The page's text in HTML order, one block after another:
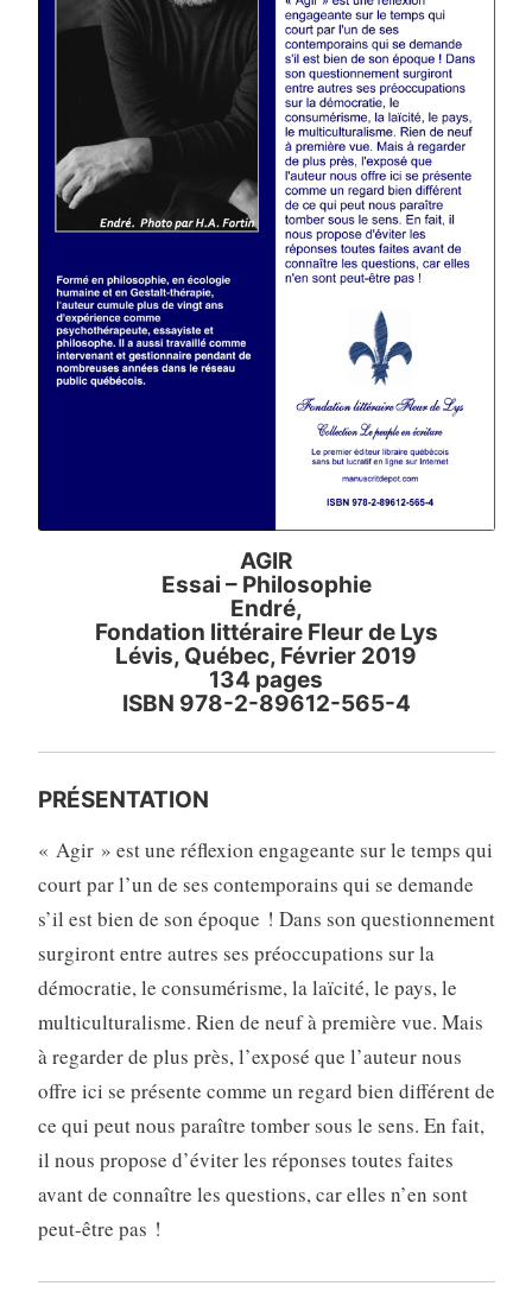
AGIR
Essai – Philosophie
Endré,
Fondation littéraire Fleur de Lys
Lévis, Québec, Février 2019
134 pages
ISBN 978-2-89612-565-4
PRÉSENTATION
« Agir » est une réflexion engageante sur le temps qui
court par l’un de ses contemporains qui se demande
s’il est bien de son époque ! Dans son questionnement
surgiront entre autres ses préoccupations sur la
démocratie, le consumérisme, la laïcité, le pays, le
multiculturalisme. Rien de neuf à première vue. Mais
à regarder de plus près, l’exposé que l’auteur nous
offre ici se présente comme un regard bien différent de
ce qui peut nous paraître tomber sous le sens. En fait,
il nous propose d’éviter les réponses toutes faites
avant de connaître les questions, car elles n’en sont
peut-être pas !